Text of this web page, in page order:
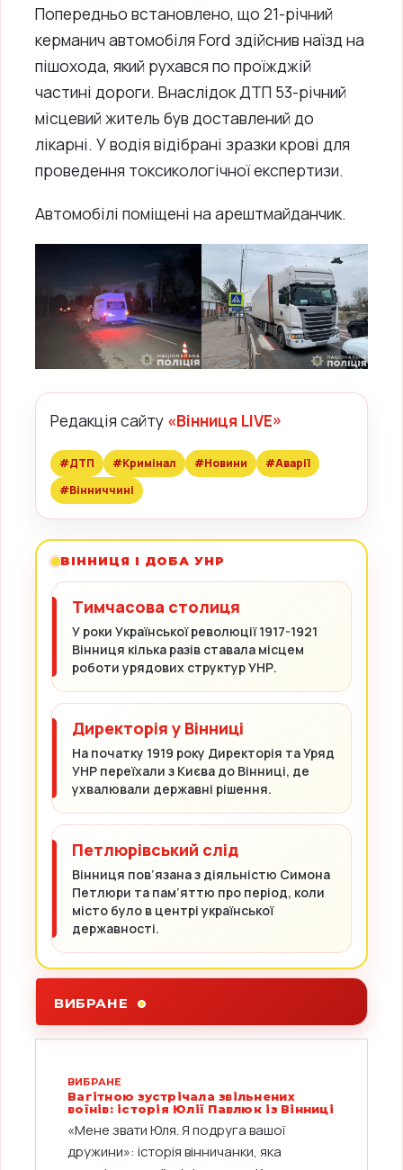
Попередньо встановлено, що 21-річний
керманич автомобіля Ford здійснив наїзд на
пішохода, який рухався по проїжджій
частині дороги. Внаслідок ДТП 53-річний
місцевий житель був доставлений до
лікарні. У водія відібрані зразки крові для
проведення токсикологічної експертизи.
Автомобілі поміщені на арештмайданчик.
Редакція сайту «Вінниця LIVE»
#ДТП #Кримінал #Новини
#Аварії
#Вінниччині
ВІННИЦЯ І ДОБА УНР
Тимчасова столиця
У роки Української революції 1917-1921
Вінниця кілька разів ставала місцем
роботи урядових структур УНР.
Директорія у Вінниці
На початку 1919 року Директорія та Уряд
УНР переїхали з Києва до Вінниці, де
ухвалювали державні рішення.
Петлюрівський слід
Вінниця пов’язана з діяльністю Симона
Петлюри та пам’яттю про період, коли
місто було в центрі української
державності.
ВИБРАНЕ
ВИБРАНЕ
Вагітною зустрічала звільнених
воїнів: історія Юлії Павлюк із Вінниці
«Мене звати Юля. Я подруга вашої
дружини»: історія вінничанки, яка